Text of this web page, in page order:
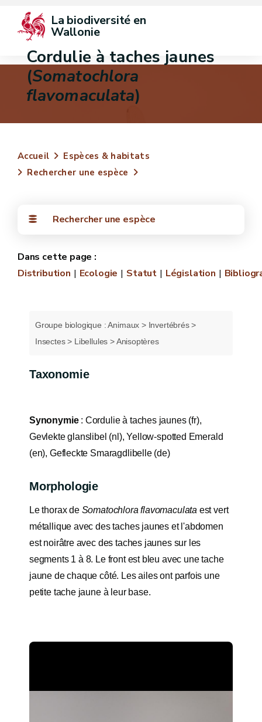
La biodiversité en
Wallonie
Cordulie à taches jaunes
(Somatochlora
flavomaculata)
Accueil
Espèces & habitats
Rechercher une espèce
Rechercher une espèce
Distribution Ecologie Statut Législation
Groupe biologique : Animaux > Invertébrés >
Insectes > Libellules > Anisoptères
Taxonomie
Synonymie: Cordulie à taches jaunes (fr),
Gevlekte glanslibel (nl), Yellow-spotted Emerald
(en), Gefleckte Smaragdlibelle (de)
Morphologie
Le thorax de Somatochlora flavomaculata est vert
métallique avec des taches jaunes et l'abdomen
est noirâtre avec des taches jaunes sur les
segments 1 à 8. Le front est bleu avec une tache
jaune de chaque côté. Les ailes ont parfois une
petite tache jaune à leur base.